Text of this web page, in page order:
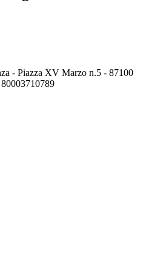
- Piazza XV Marzo n.5 - 87100